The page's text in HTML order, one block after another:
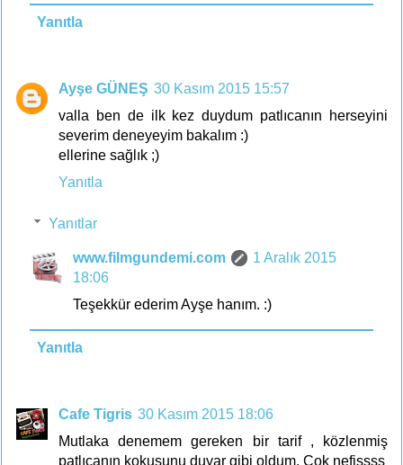
Yanıtla
Ayşe GÜNEŞ 30 Kasım 2015 15:57
valla ben de ilk kez duydum patlıcanın herseyini
severim deneyeyim bakalım :)
ellerine sağlık ;)
Yanıtla
Yanıtlar
www.filmgundemi.com
1 Aralık 2015
18:06
Teşekkür ederim Ayşe hanım. :)
Yanıtla
Cafe Tigris 30 Kasım 2015 18:06
Mutlaka denemem gereken bir tarif , közlenmiş
patlıcanın kokusunu duyar gibi oldum. Çok nefissss